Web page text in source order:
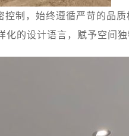
制，始终遵循严苛的品质
的设计语言，赋予空间独